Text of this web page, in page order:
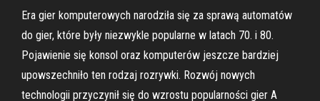
Era gier komputerowych narodziła się za sprawą automatów
do gier, które były niezwykle popularne w latach 70. i 80.
Pojawienie się konsol oraz komputerów jeszcze bardziej
upowszechniło ten rodzaj rozrywki. Rozwój nowych
technologii przyczynił się do wzrostu popularności gier A